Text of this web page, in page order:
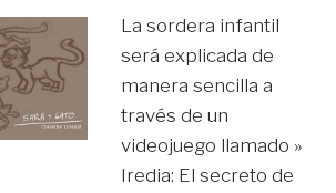
La sordera infantil
será explicada de
manera sencilla a
través de un
videojuego llamado »
Iredia: El secreto de